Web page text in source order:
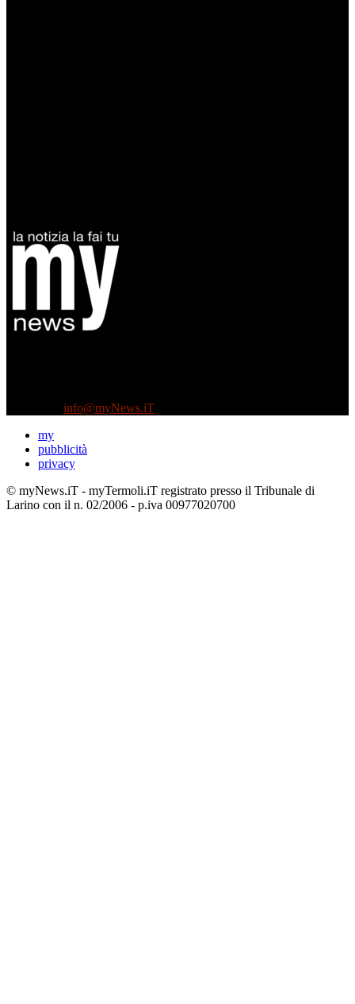
info@myNews.iT
my
pubblicità
privacy
© myNews.iT - myTermoli.iT registrato presso il Tribunale di
Larino con il n. 02/2006 - p.iva 00977020700